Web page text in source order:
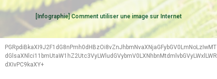
[Infographie] Comment utiliser une image sur Internet
dXIvPC9kaXY+